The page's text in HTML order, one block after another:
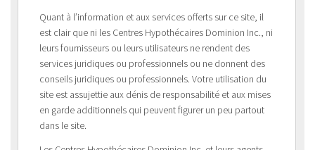
Quant à l’information et aux services offerts sur ce site, il
est clair que ni les Centres Hypothécaires Dominion Inc., ni
leurs fournisseurs ou leurs utilisateurs ne rendent des
services juridiques ou professionnels ou ne donnent des
conseils juridiques ou professionnels. Votre utilisation du
site est assujettie aux dénis de responsabilité et aux mises
en garde additionnels qui peuvent figurer un peu partout
dans le site.